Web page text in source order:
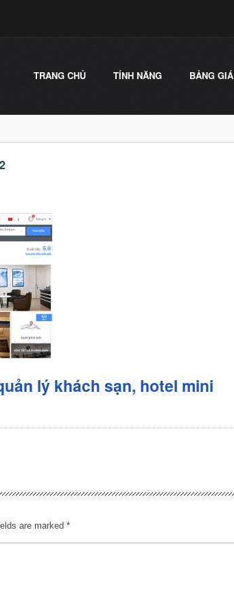
TRANG CHỦ TÍNH NĂNG BẢNG GIÁ
lý khách sạn, hotel mini
are marked *